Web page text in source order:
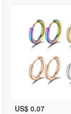
US$ 0.07